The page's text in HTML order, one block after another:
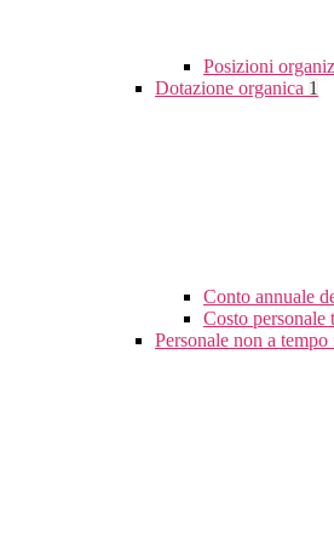
Posizioni
Dotazione organica 1
Conto annuale
Costo personale
Personale non a